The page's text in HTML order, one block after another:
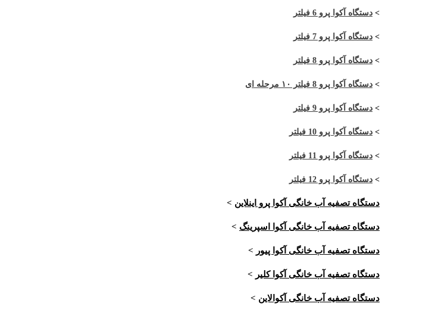
> دستگاه آکوا پرو 6 فیلتر
> دستگاه آکوا پرو 7 فیلتر
> دستگاه آکوا پرو 8 فیلتر
> دستگاه آکوا پرو 8 فیلتر ۱۰ مرحله ای
> دستگاه آکوا پرو 9 فیلتر
> دستگاه آکوا پرو 10 فیلتر
> دستگاه آکوا پرو 11 فیلتر
> دستگاه آکوا پرو 12 فیلتر
دستگاه تصفیه آب خانگی آکوا پرو اینلاین >
دستگاه تصفیه آب خانگی آکوا اسپرینگ >
دستگاه تصفیه آب خانگی آکوا پیور >
دستگاه تصفیه آب خانگی آکوا کلیر >
دستگاه تصفیه آب خانگی آکوالاین >